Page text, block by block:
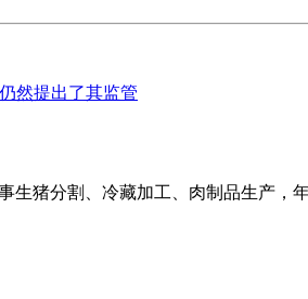
然提出了其监管
生猪分割、冷藏加工、肉制品生产